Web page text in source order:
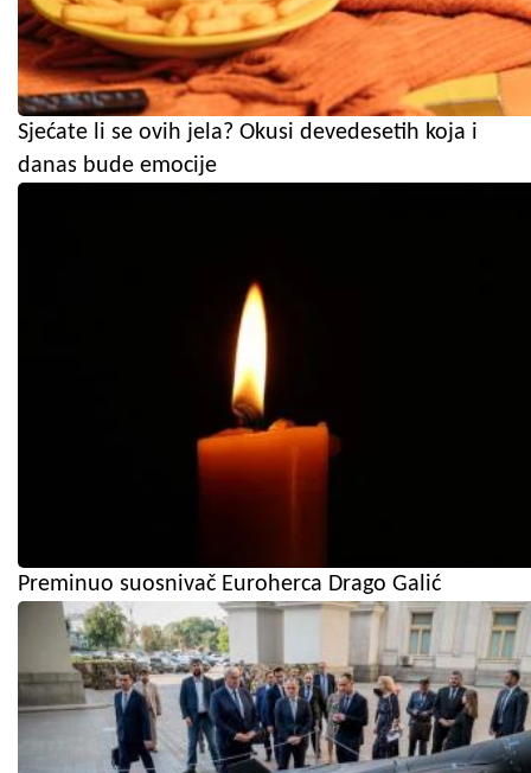
Sjećate li se ovih jela? Okusi devedesetih koja i
danas bude emocije
Preminuo suosnivač Euroherca Drago Galić